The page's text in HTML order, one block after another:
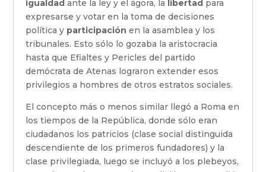
igualdad ante la ley y el ágora, la libertad para
expresarse y votar en la toma de decisiones
política y participación en la asamblea y los
tribunales. Esto sólo lo gozaba la aristocracia
hasta que Efialtes y Pericles del partido
demócrata de Atenas lograron extender esos
privilegios a hombres de otros estratos sociales.
El concepto más o menos similar llegó a Roma en
los tiempos de la República, donde sólo eran
ciudadanos los patricios (clase social distinguida
descendiente de los primeros fundadores) y la
clase privilegiada, luego se incluyó a los plebeyos,